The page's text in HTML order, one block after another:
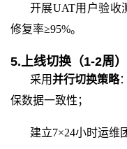
开展UAT用户验收
修复率≥95%。
5.上线切换（1-2周）
采用并行切换策略
保数据一致性；
建立7×24小时运维